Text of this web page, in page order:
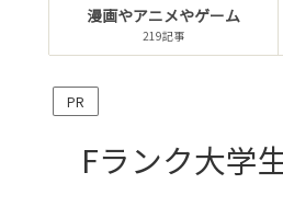
漫画やアニメやゲーム
219記事
PR
Fランク大学